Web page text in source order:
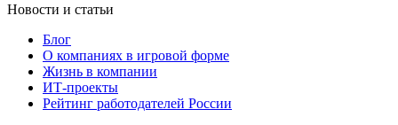
Новости и статьи
Блог
О компаниях в игровой форме
Жизнь в компании
ИТ-проекты
Рейтинг работодателей России